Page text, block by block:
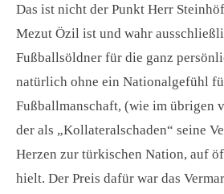
Das ist nicht der Punkt Herr
Mezut Özil ist und wahr
Fußballsöldner für die ganz
natürlich ohne ein Nationalgefühl
Fußballmanschaft, (wie im übrigen
der als „Kollateralschaden“ seine
Herzen zur türkischen Nation, auf
hielt. Der Preis dafür war das